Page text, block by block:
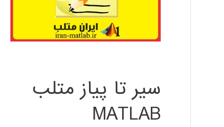
سیر تا پیاز متلب
MATLAB